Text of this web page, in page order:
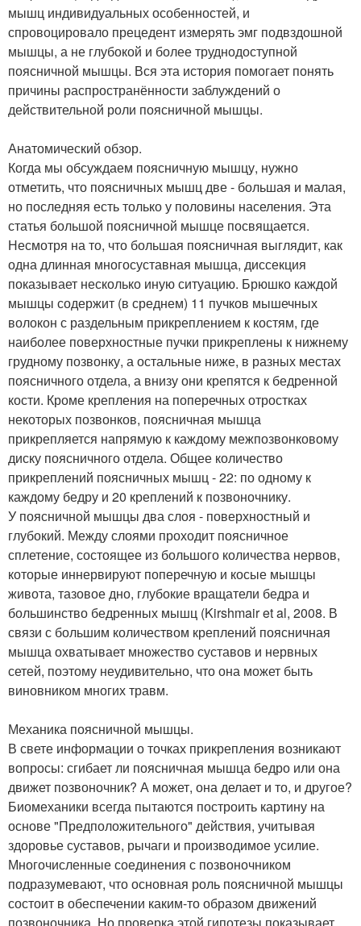
мышц индивидуальных особенностей, и
спровоцировало прецедент измерять эмг подвздошной
мышцы, а не глубокой и более труднодоступной
поясничной мышцы. Вся эта история помогает понять
причины распространённости заблуждений о
действительной роли поясничной мышцы.
Анатомический обзор.
Когда мы обсуждаем поясничную мышцу, нужно
отметить, что поясничных мышц две - большая и малая,
но последняя есть только у половины населения. Эта
статья большой поясничной мышце посвящается.
Несмотря на то, что большая поясничная выглядит, как
одна длинная многосуставная мышца, диссекция
показывает несколько иную ситуацию. Брюшко каждой
мышцы содержит (в среднем) 11 пучков мышечных
волокон с раздельным прикреплением к костям, где
наиболее поверхностные пучки прикреплены к нижнему
грудному позвонку, а остальные ниже, в разных местах
поясничного отдела, а внизу они крепятся к бедренной
кости. Кроме крепления на поперечных отростках
некоторых позвонков, поясничная мышца
прикрепляется напрямую к каждому межпозвонковому
диску поясничного отдела. Общее количество
прикреплений поясничных мышц - 22: по одному к
каждому бедру и 20 креплений к позвоночнику.
У поясничной мышцы два слоя - поверхностный и
глубокий. Между слоями проходит поясничное
сплетение, состоящее из большого количества нервов,
которые иннервируют поперечную и косые мышцы
живота, тазовое дно, глубокие вращатели бедра и
большинство бедренных мышц (Kirshmair et al, 2008. В
связи с большим количеством креплений поясничная
мышца охватывает множество суставов и нервных
сетей, поэтому неудивительно, что она может быть
виновником многих травм.
Механика поясничной мышцы.
В свете информации о точках прикрепления возникают
вопросы: сгибает ли поясничная мышца бедро или она
движет позвоночник? А может, она делает и то, и другое?
Биомеханики всегда пытаются построить картину на
основе "Предположительного" действия, учитывая
здоровье суставов, рычаги и производимое усилие.
Многочисленные соединения с позвоночником
подразумевают, что основная роль поясничной мышцы
состоит в обеспечении каким-то образом движений